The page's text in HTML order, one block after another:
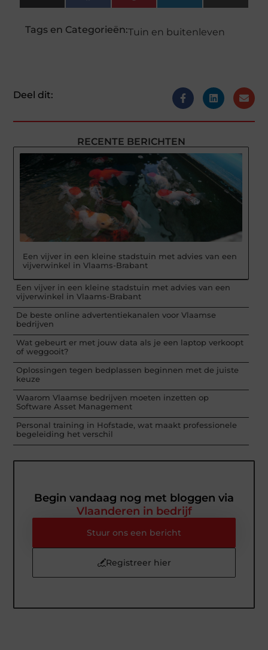
(Twitter)
Tags en Categorieën:Tuin en buitenleven
Deel dit:
RECENTE BERICHTEN
Een vijver in een kleine stadstuin met advies van een
vijverwinkel in Vlaams-Brabant
Een vijver in een kleine stadstuin met advies van een
vijverwinkel in Vlaams-Brabant
De beste online advertentiekanalen voor Vlaamse
bedrijven
Wat gebeurt er met jouw data als je een laptop verkoopt
of weggooit?
Oplossingen tegen bedplassen beginnen met de juiste
keuze
Waarom Vlaamse bedrijven moeten inzetten op
Software Asset Management
Personal training in Hofstade, wat maakt professionele
begeleiding het verschil
Begin vandaag nog met bloggen via
Vlaanderen in bedrijf
Stuur ons een bericht
Registreer hier